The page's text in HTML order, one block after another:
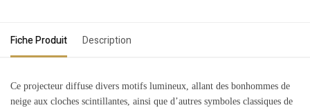
Fiche Produit Description
Ce projecteur diffuse divers motifs lumineux, allant des bonhommes de
neige aux cloches scintillantes, ainsi que d’autres symboles classiques de